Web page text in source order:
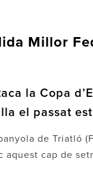
Millor
la Copa
el passat
de Triatló
aquest cap de